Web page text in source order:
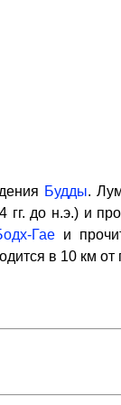
Будды.
до н.э.) и
Гаеи
в 10 км